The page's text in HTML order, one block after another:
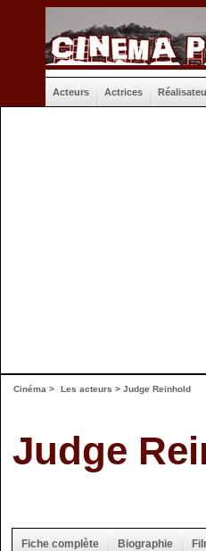
Acteurs Actrices
Cinéma > Les acteurs > Judge Reinhold
Judge
Fiche complète Biographie